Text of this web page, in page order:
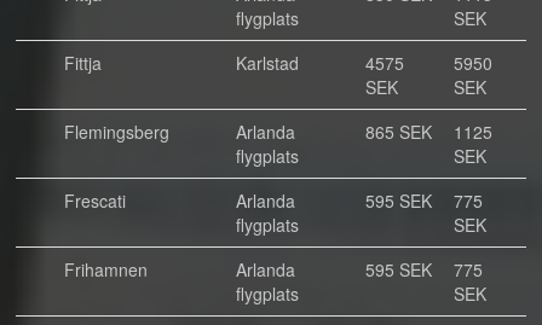
flygplats
SEK
Fittja
Karlstad
4575
SEK
5950
SEK
Flemingsberg
Arlanda
flygplats
865 SEK
1125
SEK
Frescati
Arlanda
flygplats
595 SEK
775
SEK
Frihamnen
Arlanda
flygplats
595 SEK
775
SEK